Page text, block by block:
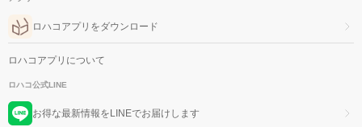
ロハコアプリをダウンロード
ロハコアプリについて
ロハコ公式LINE
お得な最新情報をLINEでお届けします